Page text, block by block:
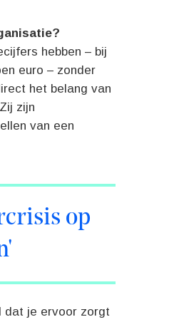
hebben – bij
euro – zonder
het belang van
zijn
van een
op
dat je ervoor zorgt